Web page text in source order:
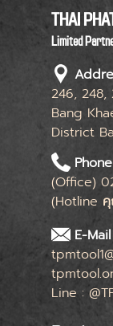
THAI
Limited
246, 248,
Bang
District
Phone
(Office)
(Hotline
E-Mail
Line :